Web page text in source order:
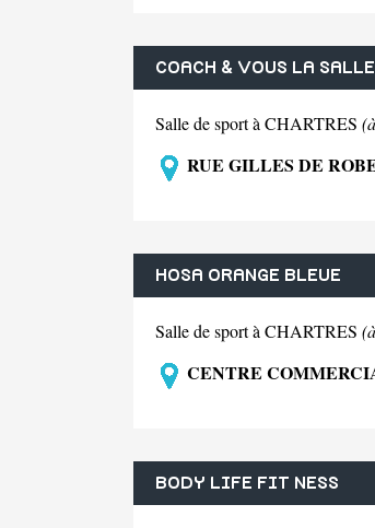
COACH & VOUS LA SALLE
Salle de sport à CHARTRES
RUE GILLES DE
HOSA ORANGE BLEUE
Salle de sport à CHARTRES
CENTRE
BODY LIFE FIT NESS